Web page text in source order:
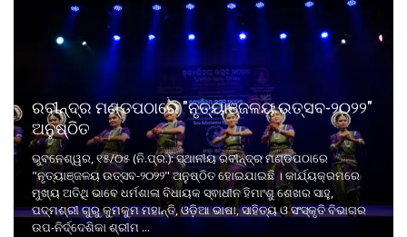
ରବୀନ୍ଦ୍ର ମଣ୍ଡପଠାରେ "ନୃତ୍ୟାଞ୍ଜଳୟ ଉତ୍ସବ-୨୦୨୨"
ଅନୁଷ୍ଠିତ
ଭୁବନେଶ୍ୱର, ୧୫/୦୫ (ନି.ପ୍ର.): ସ୍ଥାନୀୟ ରବୀନ୍ଦ୍ର ମଣ୍ଡପଠାରେ
"ନୃତ୍ୟାଞ୍ଜଳୟ ଉତ୍ସବ-୨୦୨୨" ଅନୁଷ୍ଠିତ ହୋଇଯାଇଛି । କାର୍ଯ୍ୟକ୍ରମରେ
ମୁଖ୍ୟ ଅତିଥି ଭାବେ ଧର୍ମଶାଳା ବିଧାୟକ ସ୍ଵାଧୀନ ହିମାଂଶୁ ଶେଖର ସାହୁ,
ପଦ୍ମଶ୍ରୀ ଗୁରୁ କୁମକୁମ ମହାନ୍ତି, ଓଡ଼ିଆ ଭାଷା, ସାହିତ୍ୟ ଓ ସଂସ୍କୃତି ବିଭାଗର
ଉପ-ନିର୍ଦ୍ଦେଶିକା ଶ୍ରୀମ ...